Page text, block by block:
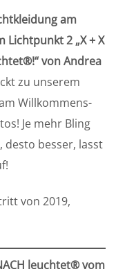
am
Lichtpunkt 2 „X + X
von Andrea
zu unserem
Willkommens-
Je mehr Bling
desto besser, lasst
von 2019,
leuchtet® vom